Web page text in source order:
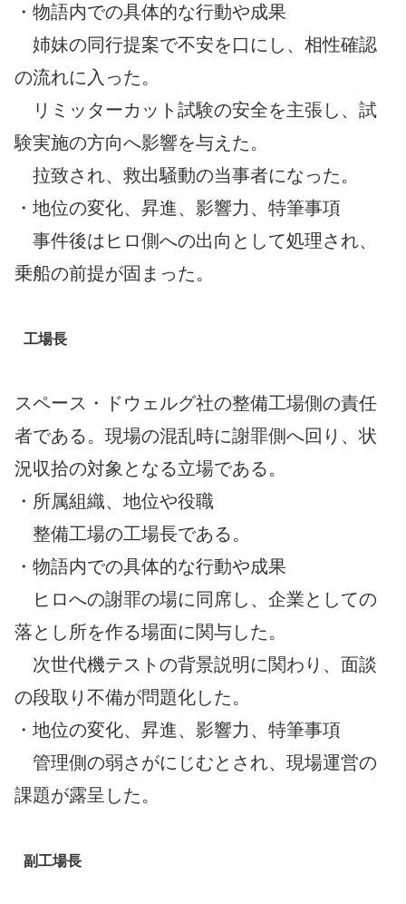
・物語内での具体的な行動や成果
姉妹の同行提案で不安を口にし、相性確認
の流れに入った。
リミッターカット試験の安全を主張し、試
験実施の方向へ影響を与えた。
拉致され、救出騒動の当事者になった。
・地位の変化、昇進、影響力、特筆事項
事件後はヒロ側への出向として処理され、
乗船の前提が固まった。
工場長
スペース・ドウェルグ社の整備工場側の責任
者である。現場の混乱時に謝罪側へ回り、状
況収拾の対象となる立場である。
・所属組織、地位や役職
整備工場の工場長である。
・物語内での具体的な行動や成果
ヒロへの謝罪の場に同席し、企業としての
落とし所を作る場面に関与した。
次世代機テストの背景説明に関わり、面談
の段取り不備が問題化した。
・地位の変化、昇進、影響力、特筆事項
管理側の弱さがにじむとされ、現場運営の
課題が露呈した。
副工場長